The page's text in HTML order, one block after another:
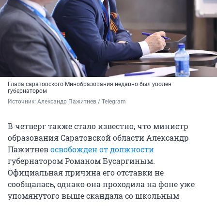
Глава саратовского Минобразования недавно был уволен
губернатором
Источник: Александр Пажитнев / Telegram
В четверг также стало известно, что министр
образования Саратовской области Александр
Пажитневосвобожден от должности
губернатором Романом Бусаргиным.
Официальная причина его отставки не
сообщалась, однако она проходила на фоне уже
упомянутого выше скандала со школьным